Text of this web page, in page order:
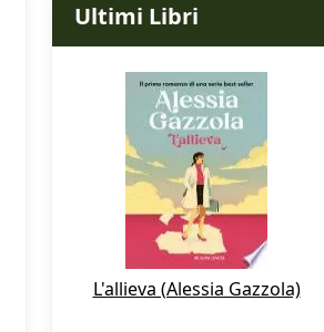
Ultimi Libri
L'allieva (Alessia Gazzola)